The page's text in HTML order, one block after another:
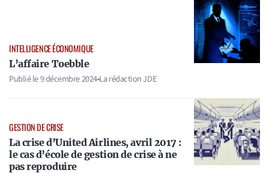
INTELLIGENCE ÉCONOMIQUE
L’affaire Toebble
Publié le9 décembre 2024•La rédaction JDE
GESTION DE CRISE
La crise d’United Airlines, avril 2017 :
le cas d’école de gestion de crise à ne
pas reproduire